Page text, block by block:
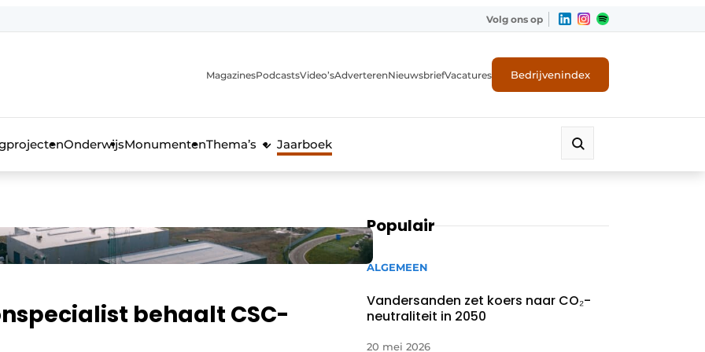
Volg ons op
MagazinesPodcastsVideo’sAdverterenNieuwsbriefVacatures Bedrijvenindex
OnderwijsMonumentenThema’s Jaarboek
behaalt CSC-
Populair
ALGEMEEN
Vandersanden zet koers naar CO₂-
neutraliteit in 2050
20 mei 2026